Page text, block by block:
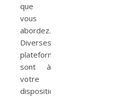
que
vous
abordez.
Diverses
plateformes
sont à
votre
disposition